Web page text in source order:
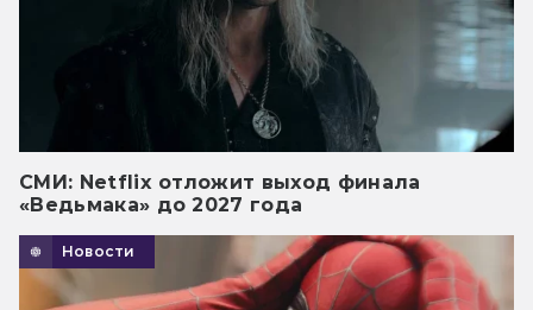
СМИ: Netflix отложит выход финала
«Ведьмака» до 2027 года
Новости